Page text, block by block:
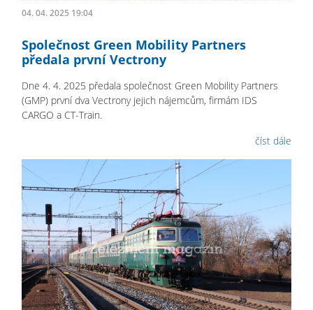
04. 04. 2025 19:04
Společnost Green Mobility Partners
předala první Vectrony
Dne 4. 4. 2025 předala společnost Green Mobility Partners
(GMP) první dva Vectrony jejich nájemcům, firmám IDS
CARGO a CT-Train.
číst dále